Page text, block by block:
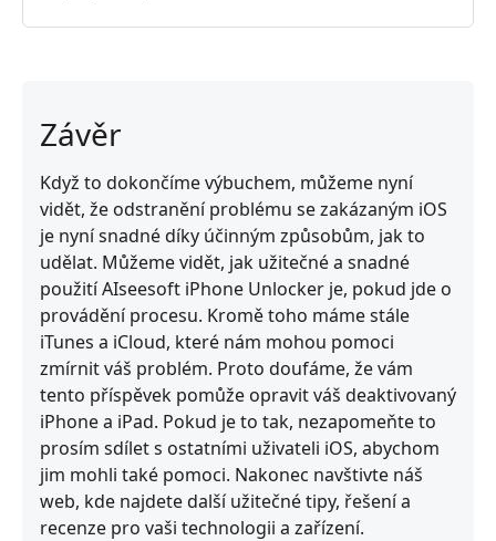
Závěr
Když to dokončíme výbuchem, můžeme nyní
vidět, že odstranění problému se zakázaným iOS
je nyní snadné díky účinným způsobům, jak to
udělat. Můžeme vidět, jak užitečné a snadné
použití AIseesoft iPhone Unlocker je, pokud jde o
provádění procesu. Kromě toho máme stále
iTunes a iCloud, které nám mohou pomoci
zmírnit váš problém. Proto doufáme, že vám
tento příspěvek pomůže opravit váš deaktivovaný
iPhone a iPad. Pokud je to tak, nezapomeňte to
prosím sdílet s ostatními uživateli iOS, abychom
jim mohli také pomoci. Nakonec navštivte náš
web, kde najdete další užitečné tipy, řešení a
recenze pro vaši technologii a zařízení.